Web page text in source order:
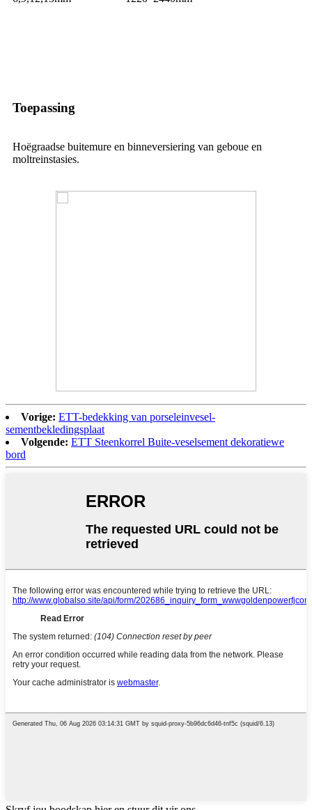
Toepassing
Hoëgraadse buitemure en binneversiering van geboue en
moltreinstasies.
Vorige: ETT-bedekking van porseleinvesel-
sementbekledingsplaat
Volgende: ETT Steenkorrel Buite-veselsement dekoratiewe
bord